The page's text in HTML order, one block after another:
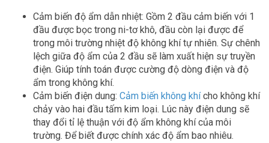
Cảm biến độ ẩm dẫn nhiệt: Gồm 2 đầu cảm biến với 1
đầu được bọc trong ni-tơ khô, đầu còn lại được để
trong môi trường nhiệt độ không khí tự nhiên. Sự chênh
lệch giữa độ ẩm của 2 đầu sẽ làm xuất hiện sự truyền
điện. Giúp tính toán được cường độ dòng điện và độ
ẩm trong không khí.
Cảm biến điện dung: Cảm biến không khícho không khí
chảy vào hai đầu tấm kim loại. Lúc này điện dung sẽ
thay đổi tỉ lệ thuận với độ ẩm không khí của môi
trường. Để biết được chính xác độ ẩm bao nhiêu.